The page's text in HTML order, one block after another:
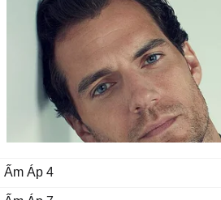
Ấm Áp 4